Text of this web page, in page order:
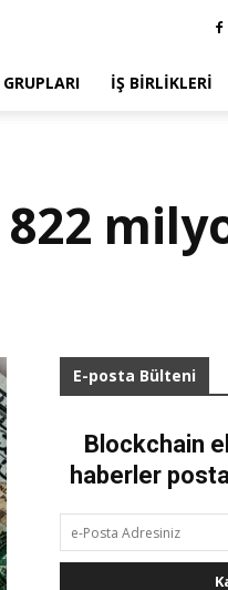
İŞ BIRLIKLERI
E-posta Bülteni
Blockchain
haberler